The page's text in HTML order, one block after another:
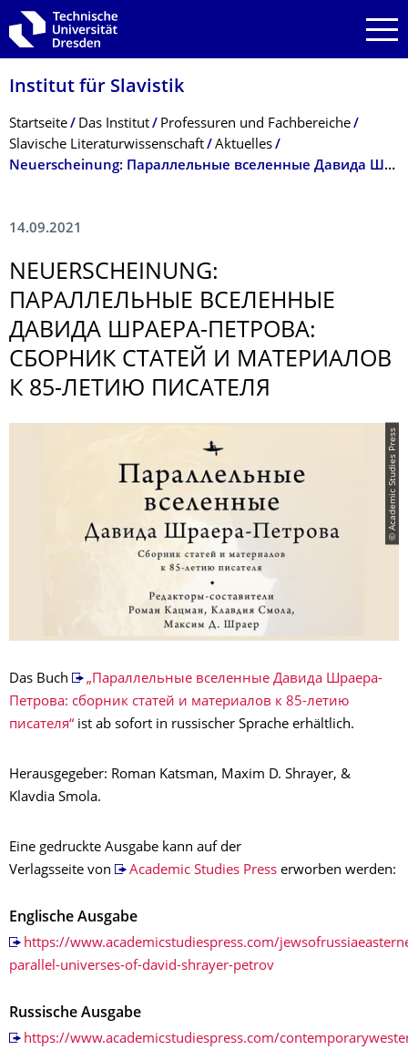
Zur Hauptnavigation springen
Zur Suche springen
Zum Inhalt springen
Institut für Slavistik
Breadcrumb-Menü
Startseite Das Institut
Professuren und Fachbereiche
Slavische Literaturwissenschaft
Aktuelles
Neuerscheinung: Параллельные вселенные Давида Шраера-Петрова
14.09.2021
NEUERSCHEINUNG:
ПАРАЛЛЕЛЬНЫЕ ВСЕЛЕННЫЕ
ДАВИДА ШРАЕРА-ПЕТРОВА:
СБОРНИК СТАТЕЙ И МАТЕРИАЛОВ
К 85-ЛЕТИЮ ПИСАТЕЛЯ
© Academic Studies Press
Das Buch
„Параллельные вселенные Давида Шраера-
Петрова: сборник статей и материалов к 85-летию
писателя“ ist ab sofort in russischer Sprache erhältlich.
Herausgegeber: Roman Katsman, Maxim D. Shrayer, &
Klavdia Smola.
Eine gedruckte Ausgabe kann auf der
Verlagsseite von
Academic Studies Presserworben werden:
Englische Ausgabe
https://www.academicstudiespress.com/
parallel-universes-of-david-shrayer-petrov
Russische Ausgabe
https://www.academicstudiespress.com/